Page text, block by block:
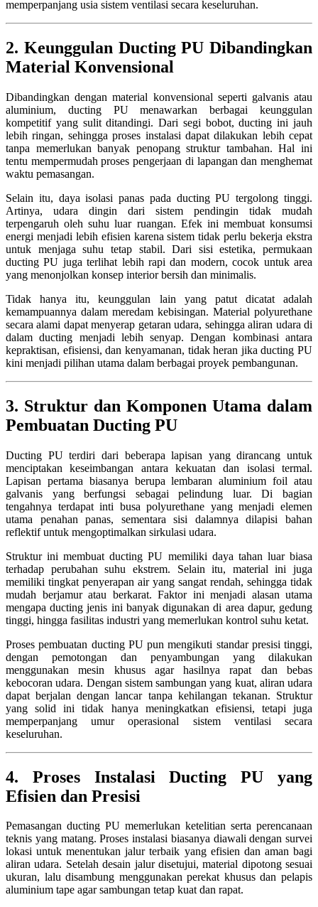
memperpanjang usia sistem ventilasi secara keseluruhan.
2. Keunggulan Ducting PU Dibandingkan
Material Konvensional
Dibandingkan dengan material konvensional seperti galvanis atau
aluminium, ducting PU menawarkan berbagai keunggulan
kompetitif yang sulit ditandingi. Dari segi bobot, ducting ini jauh
lebih ringan, sehingga proses instalasi dapat dilakukan lebih cepat
tanpa memerlukan banyak penopang struktur tambahan. Hal ini
tentu mempermudah proses pengerjaan di lapangan dan menghemat
waktu pemasangan.
Selain itu, daya isolasi panas pada ducting PU tergolong tinggi.
Artinya, udara dingin dari sistem pendingin tidak mudah
terpengaruh oleh suhu luar ruangan. Efek ini membuat konsumsi
energi menjadi lebih efisien karena sistem tidak perlu bekerja ekstra
untuk menjaga suhu tetap stabil. Dari sisi estetika, permukaan
ducting PU juga terlihat lebih rapi dan modern, cocok untuk area
yang menonjolkan konsep interior bersih dan minimalis.
Tidak hanya itu, keunggulan lain yang patut dicatat adalah
kemampuannya dalam meredam kebisingan. Material polyurethane
secara alami dapat menyerap getaran udara, sehingga aliran udara di
dalam ducting menjadi lebih senyap. Dengan kombinasi antara
kepraktisan, efisiensi, dan kenyamanan, tidak heran jika ducting PU
kini menjadi pilihan utama dalam berbagai proyek pembangunan.
3. Struktur dan Komponen Utama dalam
Pembuatan Ducting PU
Ducting PU terdiri dari beberapa lapisan yang dirancang untuk
menciptakan keseimbangan antara kekuatan dan isolasi termal.
Lapisan pertama biasanya berupa lembaran aluminium foil atau
galvanis yang berfungsi sebagai pelindung luar. Di bagian
tengahnya terdapat inti busa polyurethane yang menjadi elemen
utama penahan panas, sementara sisi dalamnya dilapisi bahan
reflektif untuk mengoptimalkan sirkulasi udara.
Struktur ini membuat ducting PU memiliki daya tahan luar biasa
terhadap perubahan suhu ekstrem. Selain itu, material ini juga
memiliki tingkat penyerapan air yang sangat rendah, sehingga tidak
mudah berjamur atau berkarat. Faktor ini menjadi alasan utama
mengapa ducting jenis ini banyak digunakan di area dapur, gedung
tinggi, hingga fasilitas industri yang memerlukan kontrol suhu ketat.
Proses pembuatan ducting PU pun mengikuti standar presisi tinggi,
dengan pemotongan dan penyambungan yang dilakukan
menggunakan mesin khusus agar hasilnya rapat dan bebas
kebocoran udara. Dengan sistem sambungan yang kuat, aliran udara
dapat berjalan dengan lancar tanpa kehilangan tekanan. Struktur
yang solid ini tidak hanya meningkatkan efisiensi, tetapi juga
memperpanjang umur operasional sistem ventilasi secara
keseluruhan.
4. Proses Instalasi Ducting PU yang
Efisien dan Presisi
Pemasangan ducting PU memerlukan ketelitian serta perencanaan
teknis yang matang. Proses instalasi biasanya diawali dengan survei
lokasi untuk menentukan jalur terbaik yang efisien dan aman bagi
aliran udara. Setelah desain jalur disetujui, material dipotong sesuai
ukuran, lalu disambung menggunakan perekat khusus dan pelapis
aluminium tape agar sambungan tetap kuat dan rapat.